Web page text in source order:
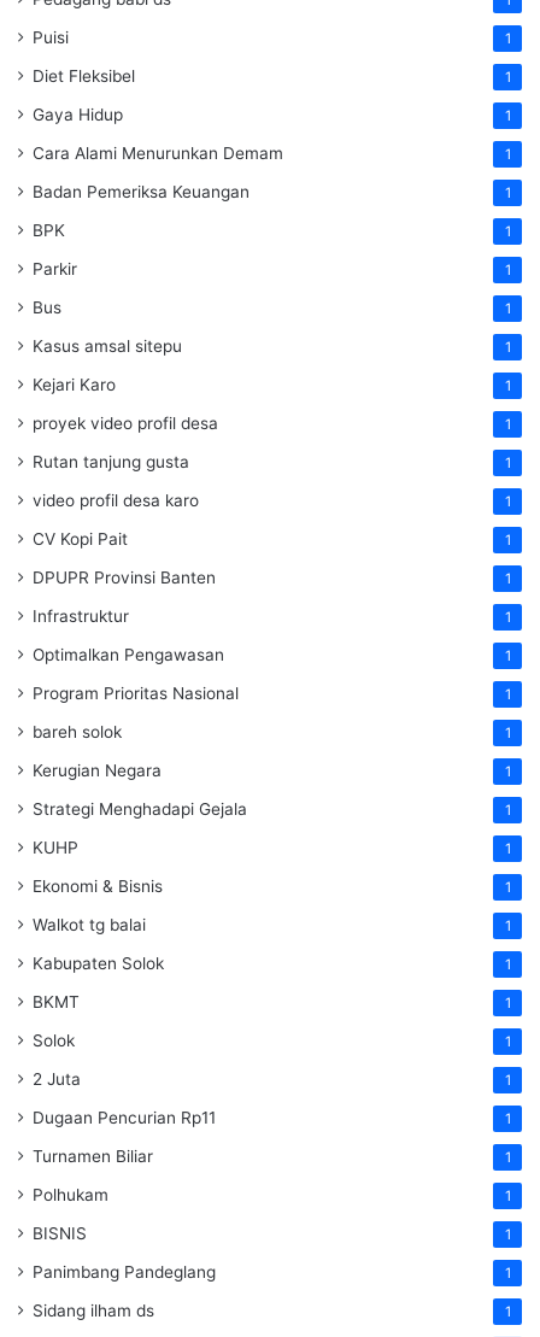
Puisi 1
Diet Fleksibel 1
Gaya Hidup 1
Cara Alami Menurunkan Demam 1
Badan Pemeriksa Keuangan 1
BPK 1
Parkir 1
Bus 1
Kasus amsal sitepu 1
Kejari Karo 1
proyek video profil desa 1
Rutan tanjung gusta 1
video profil desa karo 1
CV Kopi Pait 1
DPUPR Provinsi Banten 1
Infrastruktur 1
Optimalkan Pengawasan 1
Program Prioritas Nasional 1
bareh solok 1
Kerugian Negara 1
Strategi Menghadapi Gejala 1
KUHP 1
Ekonomi & Bisnis 1
Walkot tg balai 1
Kabupaten Solok 1
BKMT 1
Solok 1
2 Juta 1
Dugaan Pencurian Rp11 1
Turnamen Biliar 1
Polhukam 1
BISNIS 1
Panimbang Pandeglang 1
Sidang ilham ds 1